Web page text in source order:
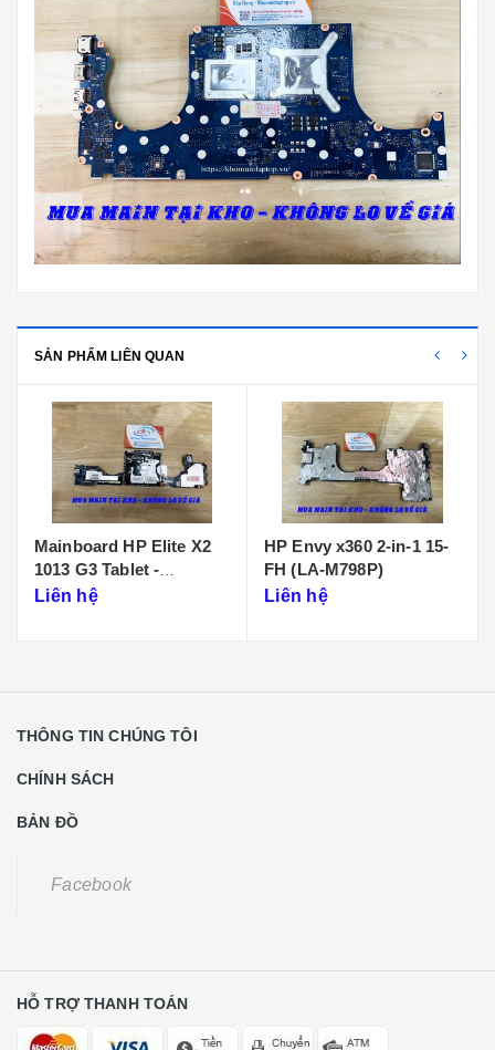
SẢN PHẨM LIÊN QUAN
HP Envy x360 2-in-1 15-
FH (LA-M798P)
Liên hệ
Main HP zbook fury 15
G7 LA-J202P
Liên hệ
THÔNG TIN CHÚNG TÔI
CHÍNH SÁCH
BẢN ĐỒ
Facebook
HỖ TRỢ THANH TOÁN